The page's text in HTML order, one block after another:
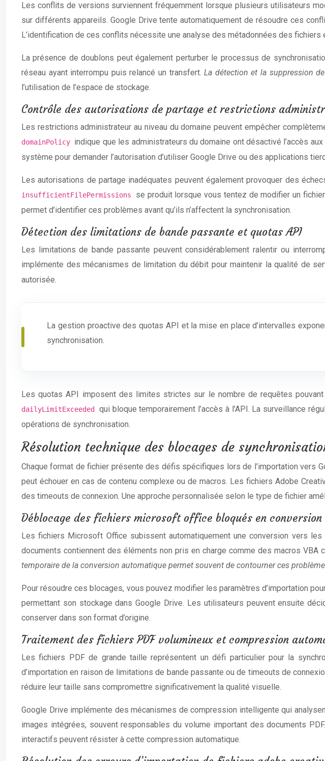
Les conflits de versions surviennent fréquemment lorsque plusieurs utilisateurs
sur différents appareils. Google Drive tente automatiquement de résoudre ces
L’identification de ces conflits nécessite une analyse des métadonnées des fichiers
La présence de doublons peut également perturber le processus de
réseau ayant interrompu puis relancé un transfert.La détection et la suppression
l’utilisation de l’espace de stockage.
Contrôle des autorisations de partage et restrictions
Les restrictions administrateur au niveau du domaine peuvent empêcher
domainPolicy indique que les administrateurs du domaine ont désactivé l’accès
système pour demander l’autorisation d’utiliser Google Drive ou des applications
Les autorisations de partage inadéquates peuvent également provoquer des
insufficientFilePermissions se produit lorsque vous tentez de modifier un
permet d’identifier ces problèmes avant qu’ils n’affectent la synchronisation.
Détection des limitations de bande passante et quotas API
Les limitations de bande passante peuvent considérablement ralentir ou
implémente des mécanismes de limitation du débit pour maintenir la qualité de
autorisée.
La gestion proactive des quotas API et la mise en place d’intervalles
synchronisation.
Les quotas API imposent des limites strictes sur le nombre de requêtes
dailyLimitExceeded qui bloque temporairement l’accès à l’API. La surveillance
opérations de synchronisation.
Résolution technique des blocages de
Chaque format de fichier présente des défis spécifiques lors de l’importation vers
peut échouer en cas de contenu complexe ou de macros. Les fichiers Adobe
des timeouts de connexion. Une approche personnalisée selon le type de fichier
Déblocage des fichiers microsoft office bloqués en conversion
Les fichiers Microsoft Office subissent automatiquement une conversion vers
documents contiennent des éléments non pris en charge comme des macros
temporaire de la conversion automatique permet souvent de contourner ces
Pour résoudre ces blocages, vous pouvez modifier les paramètres d’importation
permettant son stockage dans Google Drive. Les utilisateurs peuvent ensuite
conserver dans son format d’origine.
Traitement des fichiers PDF volumineux et compression
Les fichiers PDF de grande taille représentent un défi particulier pour la
d’importation en raison de limitations de bande passante ou de timeouts de
réduire leur taille sans compromettre significativement la qualité visuelle.
Google Drive implémente des mécanismes de compression intelligente qui
images intégrées, souvent responsables du volume important des documents
interactifs peuvent résister à cette compression automatique.